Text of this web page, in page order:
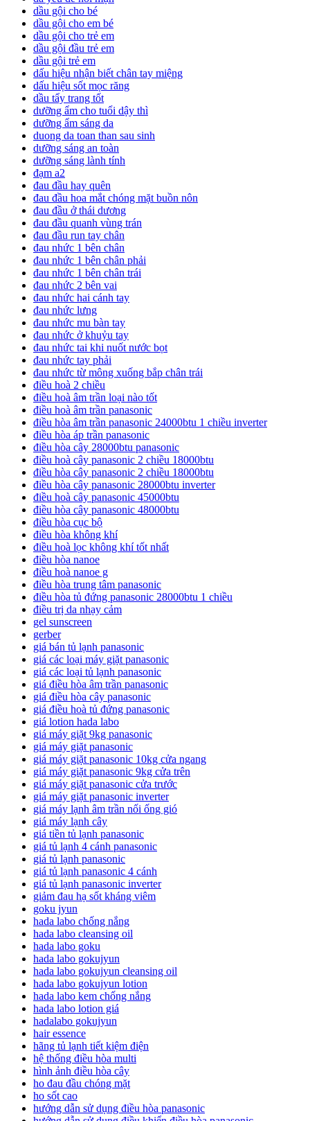
dầu gội cho bé
dầu gội cho em bé
dầu gội cho trẻ em
dầu gội đầu trẻ em
dầu gội trẻ em
dấu hiệu nhận biết chân tay miệng
dấu hiệu sốt mọc răng
dầu tẩy trang tốt
dưỡng ẩm cho tuổi dậy thì
dưỡng ẩm sáng da
duong da toan than sau sinh
dưỡng sáng an toàn
dưỡng sáng lành tính
đạm a2
đau đầu hay quên
đau đầu hoa mắt chóng mặt buồn nôn
đau đầu ở thái dương
đau đầu quanh vùng trán
đau đầu run tay chân
đau nhức 1 bên chân
đau nhức 1 bên chân phải
đau nhức 1 bên chân trái
đau nhức 2 bên vai
đau nhức hai cánh tay
đau nhức lưng
đau nhức mu bàn tay
đau nhức ở khuỷu tay
đau nhức tai khi nuốt nước bọt
đau nhức tay phải
đau nhức từ mông xuống bắp chân trái
điều hoà 2 chiều
điều hoà âm trần loại nào tốt
điều hoà âm trần panasonic
điều hòa âm trần panasonic 24000btu 1 chiều inverter
điều hòa áp trần panasonic
điều hòa cây 28000btu panasonic
điều hoà cây panasonic 2 chiều 18000btu
điều hòa cây panasonic 2 chiều 18000btu
điều hòa cây panasonic 28000btu inverter
điều hoà cây panasonic 45000btu
điều hòa cây panasonic 48000btu
điều hòa cục bộ
điều hòa không khí
điều hoà lọc không khí tốt nhất
điều hòa nanoe
điều hoà nanoe g
điều hòa trung tâm panasonic
điều hòa tủ đứng panasonic 28000btu 1 chiều
điều trị da nhạy cảm
gel sunscreen
gerber
giá bán tủ lạnh panasonic
giá các loại máy giặt panasonic
giá các loại tủ lạnh panasonic
giá điều hòa âm trần panasonic
giá điều hòa cây panasonic
giá điều hoà tủ đứng panasonic
giá lotion hada labo
giá máy giặt 9kg panasonic
giá máy giặt panasonic
giá máy giặt panasonic 10kg cửa ngang
giá máy giặt panasonic 9kg cửa trên
giá máy giặt panasonic cửa trước
giá máy giặt panasonic inverter
giá máy lạnh âm trần nối ống gió
giá máy lạnh cây
giá tiền tủ lạnh panasonic
giá tủ lạnh 4 cánh panasonic
giá tủ lạnh panasonic
giá tủ lạnh panasonic 4 cánh
giá tủ lạnh panasonic inverter
giảm đau hạ sốt kháng viêm
goku jyun
hada labo chống nắng
hada labo cleansing oil
hada labo goku
hada labo gokujyun
hada labo gokujyun cleansing oil
hada labo gokujyun lotion
hada labo kem chống nắng
hada labo lotion giá
hadalabo gokujyun
hair essence
hãng tủ lạnh tiết kiệm điện
hệ thống điều hòa multi
hình ảnh điều hòa cây
ho đau đầu chóng mặt
ho sốt cao
hướng dẫn sử dụng điều hòa panasonic